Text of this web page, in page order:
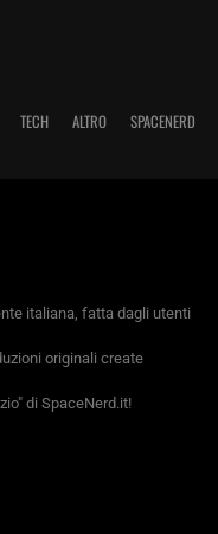
TECH ALTRO SPACENERD
italiana, fatta dagli utenti
originali create
di SpaceNerd.it!